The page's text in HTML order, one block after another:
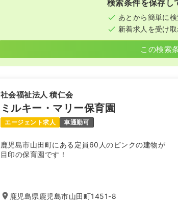
検索条件を保存し
あとから簡単に
新着求人を受け取
この検索
社会福祉法人 積仁会
ミルキー・マリー保育園
エージェント求人 車通勤可
鹿児島市山田町にある定員60人のピンクの建物が
目印の保育園です！
鹿児島県鹿児島市山田町1451-8